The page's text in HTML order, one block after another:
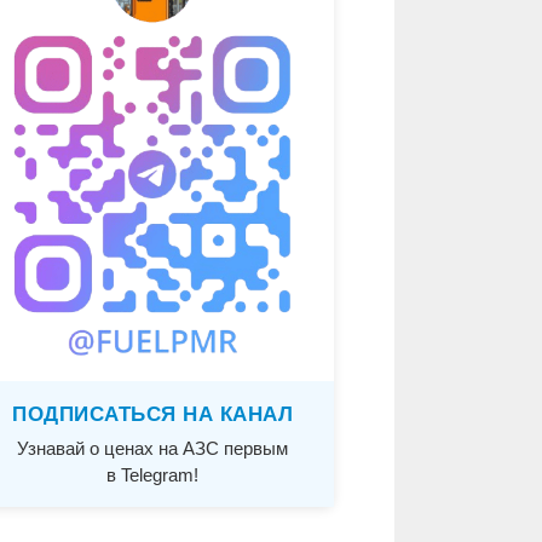
ПОДПИСАТЬСЯ НА КАНАЛ
Узнавай о ценах на АЗС первым
в Telegram!